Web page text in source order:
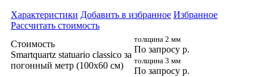
Характеристики Добавить в избранное Избранное
Рассчитать стоимость
Стоимость
Smartquartz statuario classico за
погонный метр (100x60 cм)
толщина 2 мм
По запросу р.
толщина 3 мм
По запросу р.